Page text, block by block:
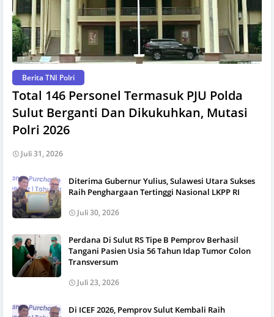
Berita TNI Polri
Total 146 Personel Termasuk PJU Polda
Sulut Berganti Dan Dikukuhkan, Mutasi
Polri 2026
Juli 31, 2026
Diterima Gubernur Yulius, Sulawesi Utara Sukses
Raih Penghargaan Tertinggi Nasional LKPP RI
Juli 30, 2026
Perdana Di Sulut RS Tipe B Pemprov Berhasil
Tangani Pasien Usia 56 Tahun Idap Tumor Colon
Transversum
Juli 23, 2026
Di ICEF 2026, Pemprov Sulut Kembali Raih